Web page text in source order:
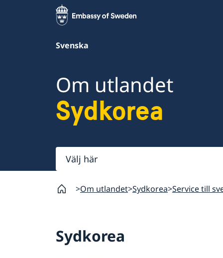
Svenska
Om utlandet
Sydkorea
Välj
här
Om utlandet Sydkorea Service till
Sydkorea